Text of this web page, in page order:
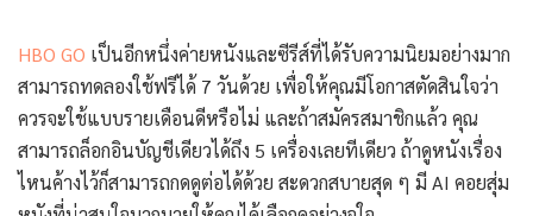
HBO GO เป็นอีกหนึ่งค่ายหนังและซีรีส์ที่ได้รับความนิยมอย่างมาก
สามารถทดลองใช้ฟรีได้ 7 วันด้วย เพื่อให้คุณมีโอกาสตัดสินใจว่า
ควรจะใช้แบบรายเดือนดีหรือไม่ และถ้าสมัครสมาชิกแล้ว คุณ
สามารถล็อกอินบัญชีเดียวได้ถึง 5 เครื่องเลยทีเดียว ถ้าดูหนังเรื่อง
ไหนค้างไว้ก็สามารถกดดูต่อได้ด้วย สะดวกสบายสุด ๆ มี AI คอยสุ่ม